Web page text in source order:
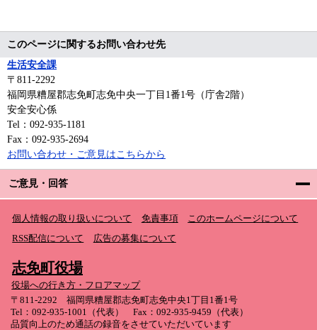
ご意見・回答
このページに関するお問い合わせ先
生活安全課
〒811-2292
福岡県糟屋郡志免町志免中央一丁目1番1号（庁舎2階）
安全安心係
Tel：092-935-1181
Fax：092-935-2694
お問い合わせ・ご意見はこちらから
個人情報の取り扱いについて 免責事項
このホームページについて
RSS配信について
広告の募集について
志免町役場
役場への行き方・フロアマップ
〒811-2292 福岡県糟屋郡志免町志免中央1丁目1番1号
Tel：092-935-1001（代表） Fax：092-935-9459（代表）
品質向上のため通話の録音をさせていただいています